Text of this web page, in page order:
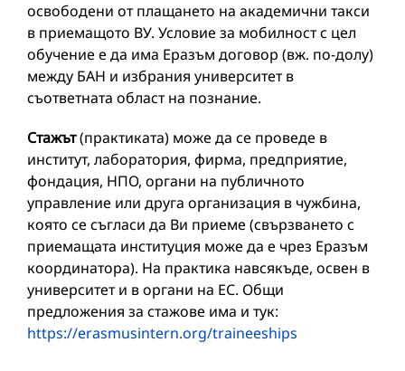
освободени от плащането на академични такси
в приемащото ВУ. Условие за мобилност с цел
обучение е да има Еразъм договор (вж. по-долу)
между БАН и избрания университет в
съответната област на познание.
Стажът(практиката) може да се проведе в
институт, лаборатория, фирма, предприятие,
фондация, НПО, органи на публичното
управление или друга организация в чужбина,
която се съгласи да Ви приеме (свързването с
приемащата институция може да е чрез Еразъм
координатора). На практика навсякъде, освен в
университет и в органи на ЕС. Общи
предложения за стажове има и тук:
https://erasmusintern.org/traineeships